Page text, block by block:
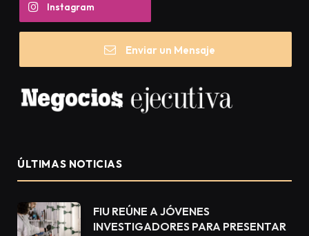
Instagram
Enviar un Mensaje
ÚLTIMAS NOTICIAS
FIU REÚNE A JÓVENES
INVESTIGADORES PARA PRESENTAR